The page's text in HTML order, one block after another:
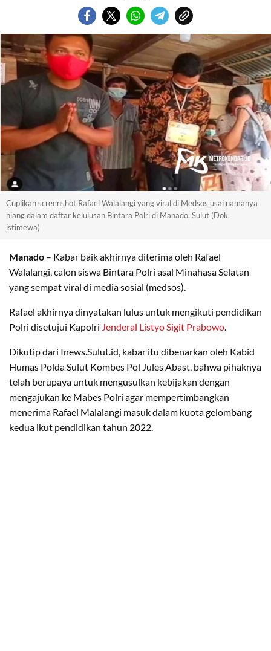
Cuplikan screenshot Rafael Walalangi yang viral di Medsos usai namanya
hiang dalam daftar kelulusan Bintara Polri di Manado, Sulut (Dok.
istimewa)
Manado – Kabar baik akhirnya diterima oleh Rafael
Walalangi, calon siswa Bintara Polri asal Minahasa Selatan
yang sempat viral di media sosial (medsos).
Rafael akhirnya dinyatakan lulus untuk mengikuti pendidikan
Polri disetujui Kapolri Jenderal Listyo Sigit Prabowo.
Dikutip dari Inews.Sulut.id, kabar itu dibenarkan oleh Kabid
Humas Polda Sulut Kombes Pol Jules Abast, bahwa pihaknya
telah berupaya untuk mengusulkan kebijakan dengan
mengajukan ke Mabes Polri agar mempertimbangkan
menerima Rafael Malalangi masuk dalam kuota gelombang
kedua ikut pendidikan tahun 2022.